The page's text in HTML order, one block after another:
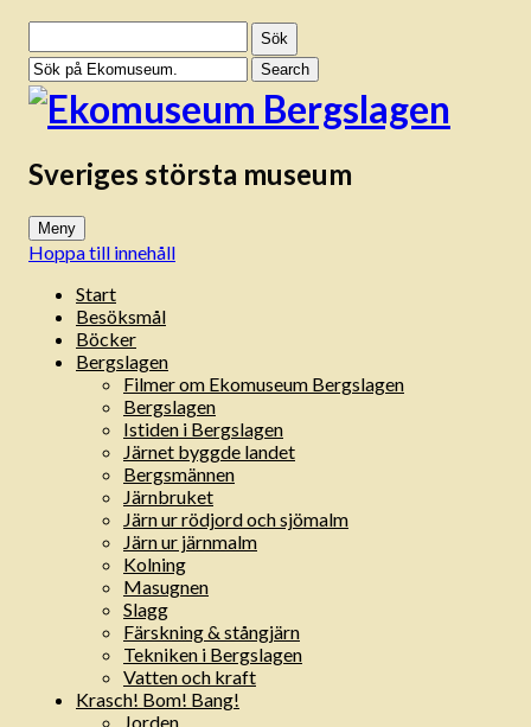
efter:
Sveriges största museum
Meny
Hoppa till innehåll
Start
Besöksmål
Böcker
Bergslagen
Filmer om Ekomuseum Bergslagen
Bergslagen
Istiden i Bergslagen
Järnet byggde landet
Bergsmännen
Järnbruket
Järn ur rödjord och sjömalm
Järn ur järnmalm
Kolning
Masugnen
Slagg
Färskning & stångjärn
Tekniken i Bergslagen
Vatten och kraft
Krasch! Bom! Bang!
Jorden